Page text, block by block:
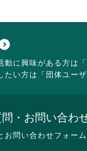
動に興味がある方は
たい方は「団体ユー
・お問い合わ
お問い合わせフォー